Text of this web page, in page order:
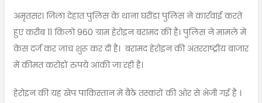
अमृतसर। जिला देहात पुलिस के थाना घरींडा पुलिस ने कार्रवाई करते
हुए करीब 11 किलो 960 ग्राम हेरोइन बरामद की है। पुलिस ने मामले में
केस दर्ज कर जांच शुरू कर दी है। बरामद हेरोइन की अंतरराष्ट्रीय बाजार
में कीमत करोड़ों रुपये आंकी जा रही है।
हेरोइन की यह खेप पाकिस्तान में बैठे तस्करों की ओर से भेजी गई है ।